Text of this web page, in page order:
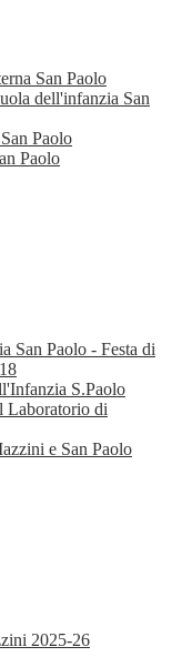
San Paolo
dell'infanzia San
Paolo
Paolo
San Paolo - Festa di
S.Paolo
Laboratorio di
e San Paolo
2025-26